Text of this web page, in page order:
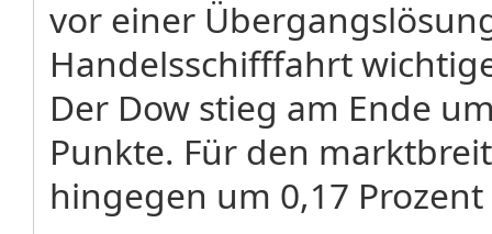
vor einer
Handelsschifffahrt
Der Dow stieg am Ende
Punkte. Für den
hingegen um 0,17